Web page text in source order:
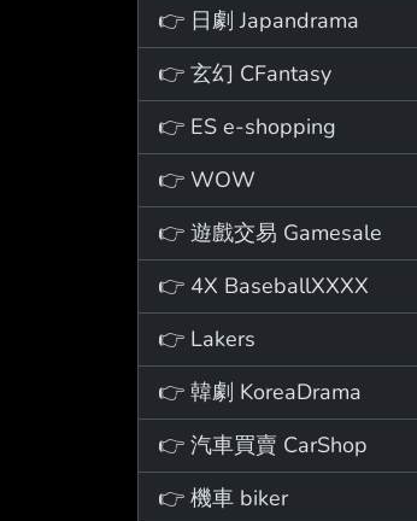
👉 日劇 Japandrama
👉 玄幻 CFantasy
👉 ES e-shopping
👉 WOW
👉 遊戲交易 Gamesale
👉 4X BaseballXXXX
👉 Lakers
👉 韓劇 KoreaDrama
👉 汽車買賣 CarShop
👉 機車 biker